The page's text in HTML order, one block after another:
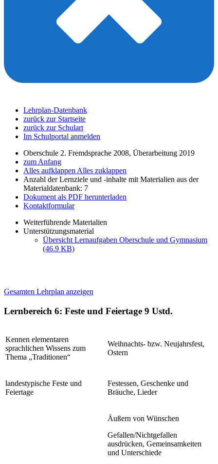
Lehrplan-Datenbank
zurück zur Startseite
zurück zur Schulart
Im Schulportal anmelden
Oberschule 2. Fremdsprache 2008, Überarbeitung 2019
zum Anfang
Alles aufklappen Alles zuklappen
Anzahl der Lernziele und -inhalte mit Materialien aus der
Materialdatenbank: 7
Dokument als PDF herunterladen
Kontaktformular
Weiterführende Materialien
Unterstützungsmaterial
Übersicht Lernaufgaben Oberschule und Gymnasium
(46.9 KB)
Gesamten Lehrplan anzeigen
Lernbereich 6: Feste und Feiertage 9 Ustd.
Kennen elementaren
sprachlichen Wissens zum
Thema „Traditionen“
Weihnachts- bzw. Neujahrsfest,
Ostern
landestypische Feste und
Feiertage
Festessen, Geschenke und
Bräuche, Lieder
Äußern von Wünschen
Gefallen/Nichtgefallen
ausdrücken, Gemeinsamkeiten
und Unterschiede